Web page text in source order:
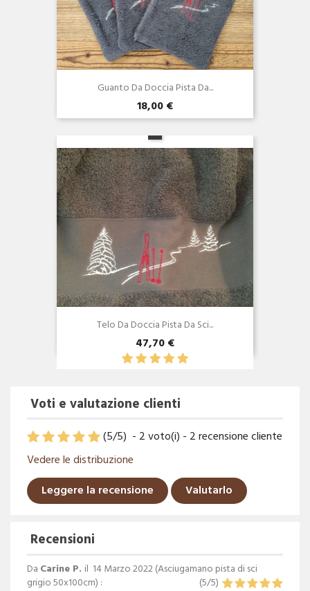
Guanto Da Doccia Pista Da...
18,00 €
Anteprima
Telo Da Doccia Pista Da Sci...
47,70 €
Voti e valutazione clienti
(5/5) - 2voto(i) - 2recensione cliente
Vedere le distribuzione
Leggere la recensione
Valutarlo
Recensioni
Da Carine P. il 14 Marzo 2022 (Asciugamano pista di sci
grigio 50x100cm) : (5/5)